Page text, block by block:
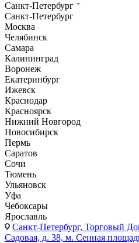
Санкт-Петербург
Санкт-Петербург
Москва
Челябинск
Самара
Калининград
Воронеж
Екатеринбург
Ижевск
Краснодар
Красноярск
Нижний Новгород
Новосибирск
Пермь
Саратов
Сочи
Тюмень
Ульяновск
Уфа
Чебоксары
Ярославль
Санкт-Петербург, Торговый
Садовая, д. 38, м. Сенная